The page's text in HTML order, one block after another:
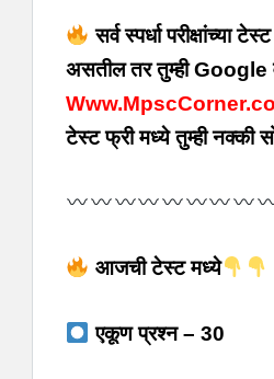
सर्व स्पर्धा परीक्षांच्या
असतील तर तुम्ही Google
टेस्ट फ्री मध्ये तुम्ही नक्की
आजची टेस्ट मध्ये
एकूण प्रश्न – 30